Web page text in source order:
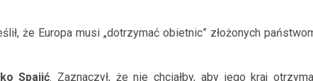
że Europa musi „dotrzymać obietnic” złożonych
Spajić. Zaznaczył, że nie chciałby, aby jego kraj